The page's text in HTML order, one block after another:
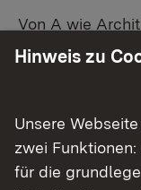
Von A wie
Baden-
Studienplatz.
Schritt-Anleitung
Hinweis zu
Unsere
zwei
für die